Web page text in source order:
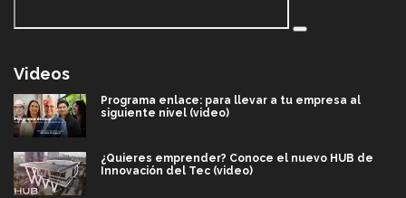
Videos
Programa enlace: para llevar a tu empresa al
siguiente nivel (video)
¿Quieres emprender? Conoce el nuevo HUB de
Innovación del Tec (video)